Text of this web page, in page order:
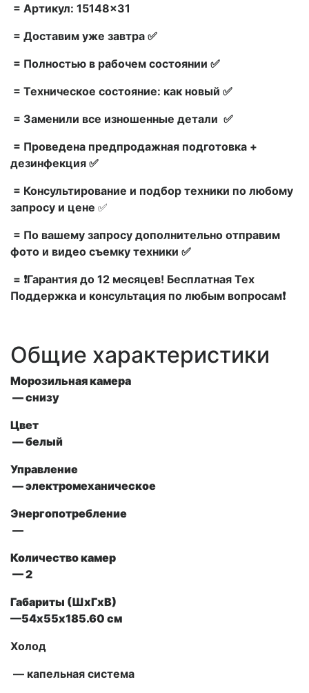
= Артикул: 15148×31
= Доставим уже завтра ✅
= Полностью в рабочем состоянии ✅
= Техническое состояние: как новый ✅
= Заменили все изношенные детали ✅
= Проведена предпродажная подготовка +
дезинфекция ✅
= Консультирование и подбор техники по любому
запросу и цене ✅
= По вашему запросу дополнительно отправим
фото и видео съемку техники ✅
= ❗Гарантия до 12 месяцев! Бесплатная Тех
Поддержка и консультация по любым вопросам❗
Общие характеристики
Морозильная камера
— снизу
Цвет
— белый
Управление
—электромеханическое
Энергопотребление
—
Количество камер
— 2
Габариты (ШxГxВ)
—54х55х185.60 см
Холод
— капельная система